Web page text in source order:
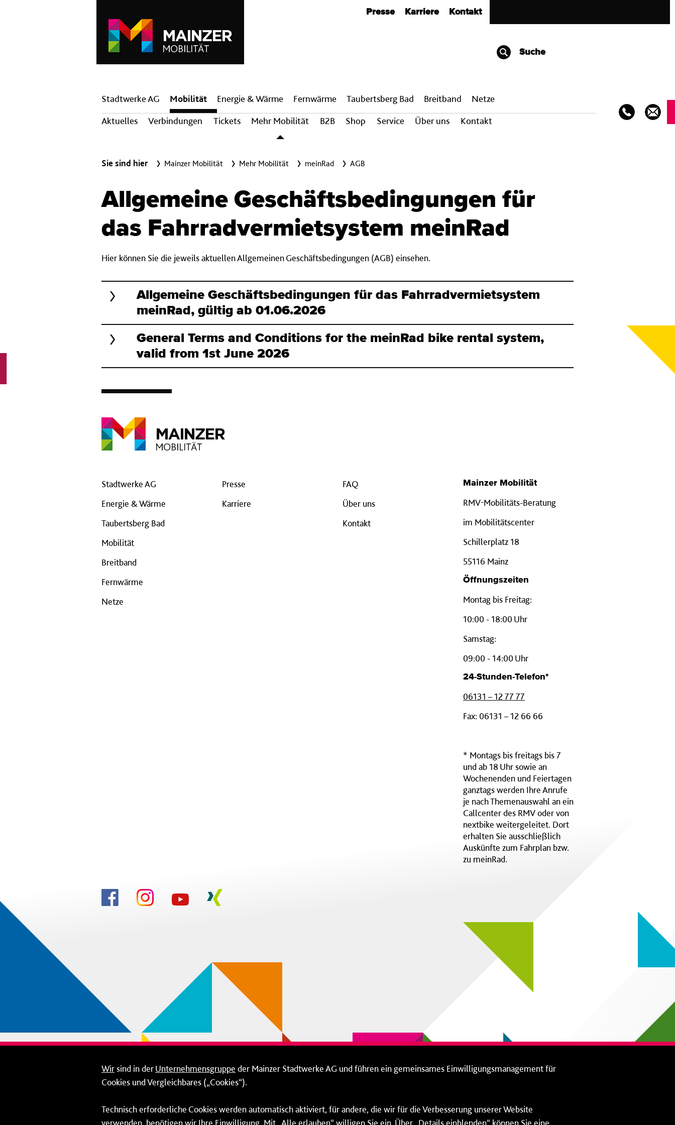
Presse Karriere Kontakt
Suche
Hauptnavigation
Stadtwerke AG
Mobilität
Aktuelles
Verbindungen Tickets Mehr Mobilität B2B Shop Service Über uns Kontakt
Energie & Wärme Fern­wärme Taubertsberg Bad Breit­band Netze
Sie sind hier Mainzer Mobilität Mehr Mobilität meinRad AGB
Allgemeine Geschäftsbedingungen für
das Fahrradvermietsystem meinRad
Hier können Sie die jeweils aktuellen Allgemeinen Geschäftsbedingungen (AGB) einsehen.
Allgemeine Geschäftsbedingungen für das Fahrradvermietsystem
meinRad, gültig ab 01.06.2026
General Terms and Conditions for the meinRad bike rental system,
valid from 1st June 2026
Stadtwerke AG
Energie & Wärme
Taubertsberg Bad
Mobilität
Breitband
Fernwärme
Netze
Presse
Karriere
FAQ
Über uns
Kontakt
Mainzer Mobilität
RMV-Mobilitäts-Beratung
im Mobilitätscenter
Schillerplatz 18
55116 Mainz
Öffnungszeiten
Montag bis Freitag:
10:00 - 18:00 Uhr
Samstag:
09:00 - 14:00 Uhr
24-Stunden-Telefon*
06131 – 12 77 77
Fax: 06131 – 12 66 66
* Montags bis freitags bis 7
und ab 18 Uhr sowie an
Wochenenden und Feiertagen
ganztags werden Ihre Anrufe
je nach Themenauswahl an ein
Callcenter des RMV oder von
nextbike weitergeleitet. Dort
erhalten Sie ausschließlich
Auskünfte zum Fahrplan bzw.
zu meinRad.
Wirsind in derUnternehmensgruppe der Mainzer Stadtwerke AG und führen ein gemeinsames Einwilligungsmanagement für
Cookies und Vergleichbares („Cookies“).
Technisch erforderliche Cookies werden automatisch aktiviert, für andere, die wir für die Verbesserung unserer Website
verwenden, benötigen wir Ihre Einwilligung. Mit „Alle erlauben“ willigen Sie ein. Über „Details einblenden“ können Sie eine